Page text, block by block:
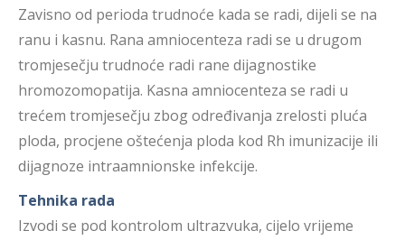
Zavisno od perioda trudnoće kada se radi, dijeli se na
ranu i kasnu. Rana amniocenteza radi se u drugom
tromjesečju trudnoće radi rane dijagnostike
hromozomopatija. Kasna amniocenteza se radi u
trećem tromjesečju zbog određivanja zrelosti pluća
ploda, procjene oštećenja ploda kod Rh imunizacije ili
dijagnoze intraamnionske infekcije.
Tehnika rada
Izvodi se pod kontrolom ultrazvuka, cijelo vrijeme